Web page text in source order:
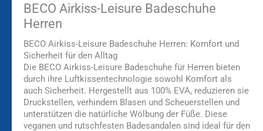
BECO Airkiss-Leisure Badeschuhe
Herren
BECO Airkiss-Leisure Badeschuhe Herren: Komfort und
Sicherheit für den Alltag
Die BECO Airkiss-Leisure Badeschuhe für Herren bieten
durch ihre Luftkissentechnologie sowohl Komfort als
auch Sicherheit. Hergestellt aus 100% EVA, reduzieren sie
Druckstellen, verhindern Blasen und Scheuerstellen und
unterstützen die natürliche Wölbung der Füße. Diese
veganen und rutschfesten Badesandalen sind ideal für den